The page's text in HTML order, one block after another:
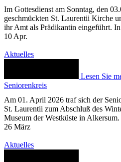
Im Gottesdienst am Sonntag, den
geschmückten St. Laurentii Kirche
ihr Amt als Prädikantin eingeführt.
10 Apr.
Aktuelles
Lesen Sie
Seniorenkreis
Am 01. April 2026 traf sich der
St. Laurentii zum Abschluß des
Museum der Westküste in
26 März
Aktuelles